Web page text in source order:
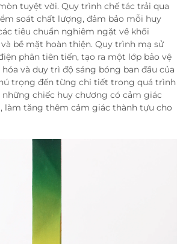
tuyệt vời. Quy trình chế tác trải qua
soát chất lượng, đảm bảo mỗi huy
tiêu chuẩn nghiêm ngặt về khối
bề mặt hoàn thiện. Quy trình mạ sử
phân tiên tiến, tạo ra một lớp bảo vệ
và duy trì độ sáng bóng ban đầu của
trọng đến từng chi tiết trong quá trình
chiếc huy chương có cảm giác
làm tăng thêm cảm giác thành tựu cho